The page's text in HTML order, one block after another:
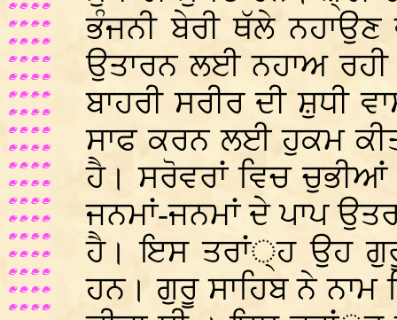
ਭੰਜਨੀ ਬੇਰੀ ਥੱਲੇ ਨਹਾਉਣ
ਉਤਾਰਨ ਲਈ ਨਹਾਅ
ਬਾਹਰੀ ਸਰੀਰ ਦੀ ਸ਼ੁਧੀ
ਸਾਫ ਕਰਨ ਲਈ ਹੁਕਮ
ਹੈ। ਸਰੋਵਰਾਂ ਵਿਚ
ਜਨਮਾਂ-ਜਨਮਾਂ ਦੇ ਪਾਪ
ਹੈ। ਇਸ ਤਰਾਂ੍ਹ ਉਹ
ਹਨ। ਗੁਰੂ ਸਾਹਿਬ ਨੇ ਨਾਮ